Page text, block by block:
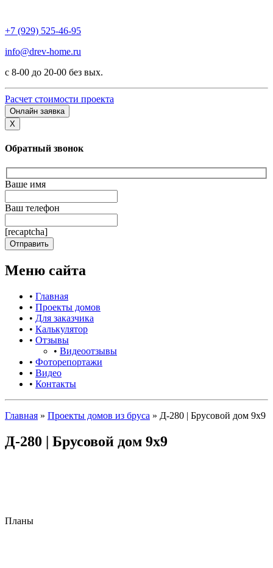
+7 (929) 525-46-95
info@drev-home.ru
с 8-00 до 20-00 без вых.
Расчет стоимости проекта
Онлайн заявка
X
Обратный звонок
Ваше имя
Ваш телефон
[recaptcha]
Меню сайта
• Главная
• Проекты домов
• Для заказчика
• Калькулятор
• Отзывы
• Видеоотзывы
• Фоторепортажи
• Видео
• Контакты
Главная » Проекты домов из бруса » Д-280 | Брусовой дом 9х9
Д-280 | Брусовой дом 9х9
Планы